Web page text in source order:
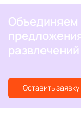
Объединяем
развлечений
Оставить заявку